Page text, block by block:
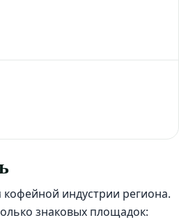
индустрии региона.
знаковых площадок: